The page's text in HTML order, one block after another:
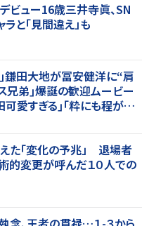
デビュー16歳三井寺眞、SN
と「見間違え」も
鎌田大地が冨安健洋に“肩
兄弟｣爆誕の歓迎ムービー
愛すぎる｣｢粋にも程があ
た「変化の予兆」 退場者
変更が呼んだ１０人での